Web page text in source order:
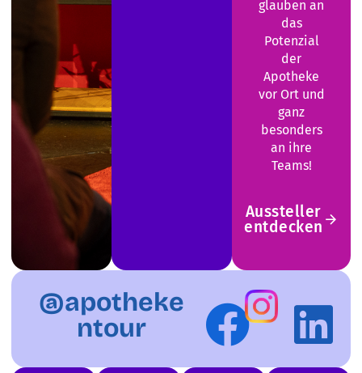
glauben an
das
Potenzial
der
Apotheke
vor Ort und
ganz
besonders
an ihre
Teams!
Aussteller
entdecken
@apotheke
ntour